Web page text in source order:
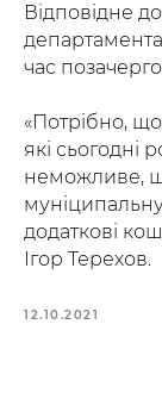
Відповідне
час
«Потрібно,
які сьогодні
неможливе,
додаткові
Ігор Терехов.
12.10.2021